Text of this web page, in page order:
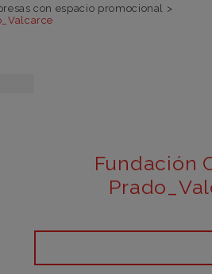
con espacio promocional >
Fundación